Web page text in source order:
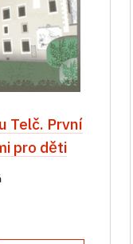
Telč. První
pro děti